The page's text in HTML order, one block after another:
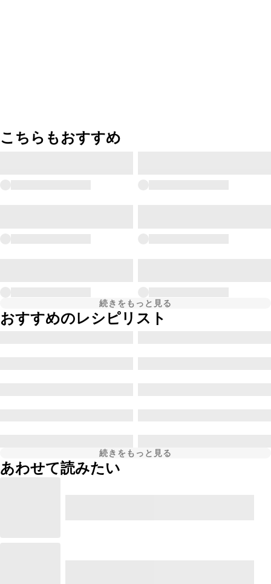
こちらもおすすめ
続きをもっと見る
おすすめのレシピリスト
続きをもっと見る
あわせて読みたい